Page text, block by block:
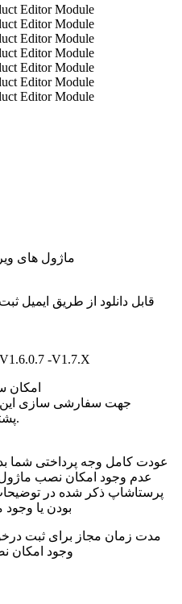
ماژول های
-V1.7.X
امکان
جهت سفارشی سازی این
پشتیبانی تماس حاصل فرمایید.
عودت کامل وجه پرداختی شما
عدم وجود امکان نصب
پرستاشاپ ذکر شده در
بودن یا
مدت زمان مجاز برای ثبت
وجود امکان